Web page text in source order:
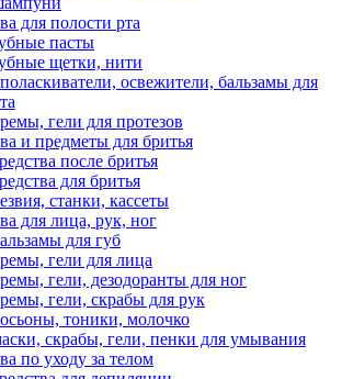
для полости рта
пасты
щетки, нити
освежители, бальзамы для
гели для протезов
и предметы для бритья
после бритья
для бритья
станки, кассеты
для лица, рук, ног
для губ
гели для лица
гели, дезодоранты для ног
гели, скрабы для рук
тоники, молочко
скрабы, гели, пенки для умывания
по уходу за телом